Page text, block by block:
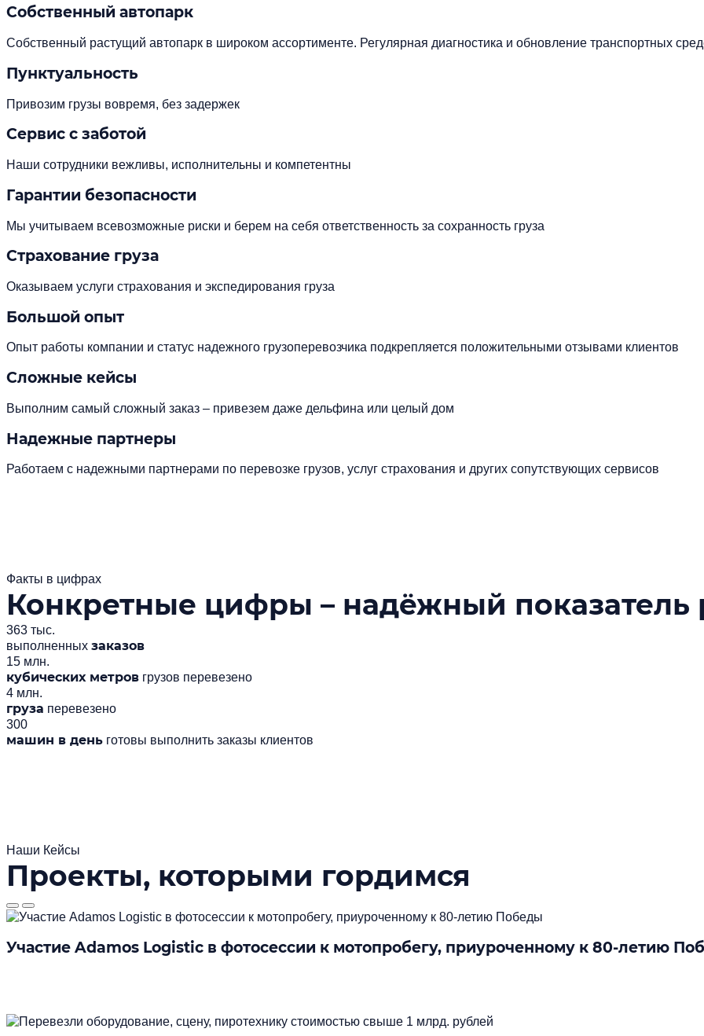
Собственный автопарк
Собственный растущий автопарк в широком ассортименте. Регулярная диагностика и обновление транспортных
Пунктуальность
Привозим грузы вовремя, без задержек
Сервис с заботой
Наши сотрудники вежливы, исполнительны и компетентны
Гарантии безопасности
Мы учитываем всевозможные риски и берем на себя ответственность за сохранность груза
Страхование груза
Оказываем услуги страхования и экспедирования груза
Большой опыт
Опыт работы компании и статус надежного грузоперевозчика подкрепляется положительными отзывами клиентов
Сложные кейсы
Выполним самый сложный заказ – привезем даже дельфина или целый дом
Надежные партнеры
Работаем с надежными партнерами по перевозке грузов, услуг страхования и других сопутствующих сервисов
Факты в цифрах
Конкретные цифры – надёжный показатель
363 тыс.
выполненных заказов
15 млн.
кубических метров грузов перевезено
4 млн.
груза перевезено
300
машин в день готовы выполнить заказы клиентов
Наши Кейсы
Проекты, которыми гордимся
Участие Adamos Logistic в фотосессии к мотопробегу, приуроченному к 80-летию